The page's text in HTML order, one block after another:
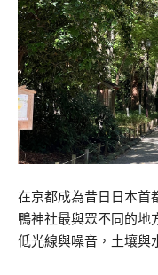
在京都成為昔日日本首
鴨神社最與眾不同的
低光線與噪音，土壤與